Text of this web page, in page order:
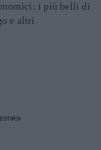
i più belli di
e altri